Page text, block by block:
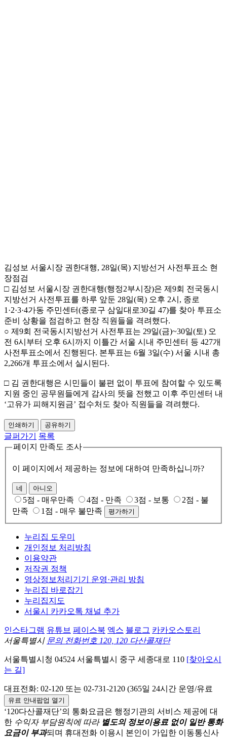
김성보 서울시장 권한대행, 28일(목) 지방선거 사전투표소 현
장점검
□ 김성보 서울시장 권한대행(행정2부시장)은 제9회 전국동시
지방선거 사전투표를 하루 앞둔 28일(목) 오후 2시, 종로
1·2·3·4가동 주민센터(종로구 삼일대로30길 47)를 찾아 투표소
준비 상황을 점검하고 현장 직원들을 격려했다.
○ 제9회 전국동시지방선거 사전투표는 29일(금)~30일(토) 오
전 6시부터 오후 6시까지 이틀간 서울 시내 주민센터 등 427개
사전투표소에서 진행된다. 본투표는 6월 3일(수) 서울 시내 총
2,266개 투표소에서 실시된다.
□ 김 권한대행은 시민들이 불편 없이 투표에 참여할 수 있도록
지원 중인 공무원들에게 감사의 뜻을 전했고 이후 주민센터 내
‘고유가 피해지원금’ 접수처도 찾아 직원들을 격려했다.
인쇄하기 공유하기
글퍼가기
목록
페이지 만족도 조사
이 페이지에서 제공하는 정보에 대하여 만족하십니까?
네 아니오
5점 - 매우만족 4점 - 만족 3점 - 보통
2점 - 불
만족
1점 - 매우 불만족 평가하기
누리집 도우미
개인정보 처리방침
이용약관
저작권 정책
영상정보처리기기 운영·관리 방침
누리집 바로잡기
누리집지도
서울시 카카오톡 채널 추가
인스타그램 유튜브 페이스북 엑스 블로그 카카오스토리
서울특별시 문의 전화번호 120, 120 다산콜재단
서울특별시청 04524 서울특별시 중구 세종대로 110 [찾아오시
는 길]
대표전화: 02-120 또는 02-731-2120 (365일 24시간 운영/유료
유료 안내팝업 열기
‘120다산콜재단’의 통화요금은 행정기관의 서비스 제공에 대
한 수익자 부담원칙에 따라 별도의 정보이용료 없이 일반 통화
요금이 부과되며 휴대전화 이용시 본인이 가입한 이동통신사